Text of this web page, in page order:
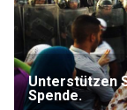
Unterstützen
Spende.